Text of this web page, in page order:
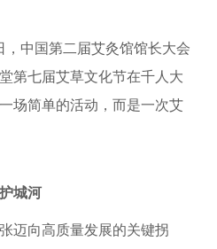
，中国第二届艾灸馆馆长大会
第七届艾草文化节在千人大
场简单的活动，而是一次艾
城河
迈向高质量发展的关键拐